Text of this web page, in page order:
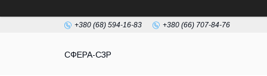
+380 (68) 594-16-83 +380 (66) 707-84-76
СФЕРА-СЗР